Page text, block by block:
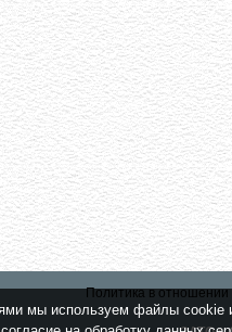
Политика в
мы используем файлы